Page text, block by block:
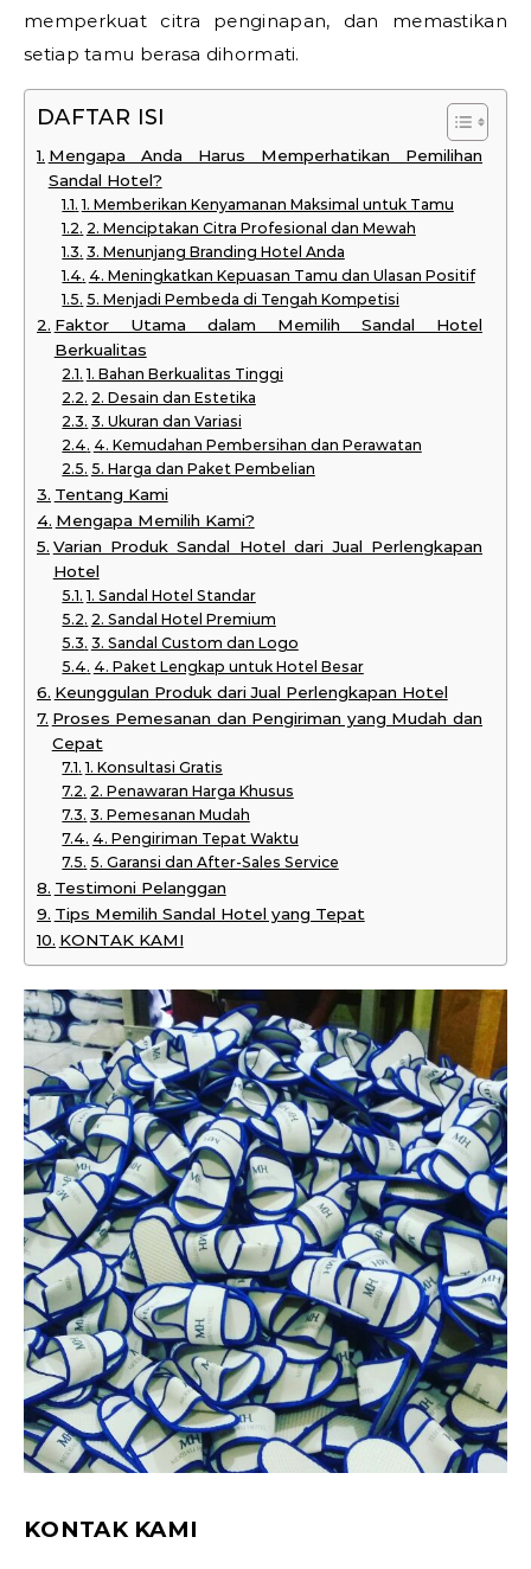
memperkuat citra penginapan, dan memastikan
setiap tamu berasa dihormati.
DAFTAR ISI
Mengapa Anda Harus Memperhatikan Pemilihan
Sandal Hotel?
1. Memberikan Kenyamanan Maksimal untuk Tamu
2. Menciptakan Citra Profesional dan Mewah
3. Menunjang Branding Hotel Anda
4. Meningkatkan Kepuasan Tamu dan Ulasan Positif
5. Menjadi Pembeda di Tengah Kompetisi
Faktor Utama dalam Memilih Sandal Hotel
Berkualitas
1. Bahan Berkualitas Tinggi
2. Desain dan Estetika
3. Ukuran dan Variasi
4. Kemudahan Pembersihan dan Perawatan
5. Harga dan Paket Pembelian
Tentang Kami
Mengapa Memilih Kami?
Varian Produk Sandal Hotel dari Jual Perlengkapan
Hotel
1. Sandal Hotel Standar
2. Sandal Hotel Premium
3. Sandal Custom dan Logo
4. Paket Lengkap untuk Hotel Besar
Keunggulan Produk dari Jual Perlengkapan Hotel
Proses Pemesanan dan Pengiriman yang Mudah dan
Cepat
1. Konsultasi Gratis
2. Penawaran Harga Khusus
3. Pemesanan Mudah
4. Pengiriman Tepat Waktu
5. Garansi dan After-Sales Service
Testimoni Pelanggan
Tips Memilih Sandal Hotel yang Tepat
KONTAK KAMI
KONTAK KAMI